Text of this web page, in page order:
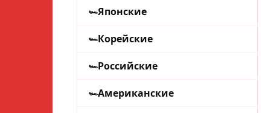
Японские
Корейские
Российские
Американские